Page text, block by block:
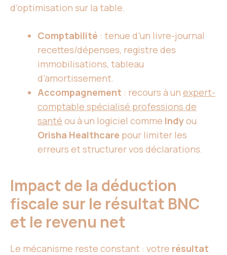
d’optimisation sur la table.
Comptabilité : tenue d’un livre-journal
recettes/dépenses, registre des
immobilisations, tableau
d’amortissement.
Accompagnement : recours à un expert-
comptable spécialisé professions de
santé ou à un logiciel comme Indyou
Orisha Healthcare pour limiter les
erreurs et structurer vos déclarations.
Impact de la déduction
fiscale sur le résultat BNC
et le revenu net
Le mécanisme reste constant : votre résultat